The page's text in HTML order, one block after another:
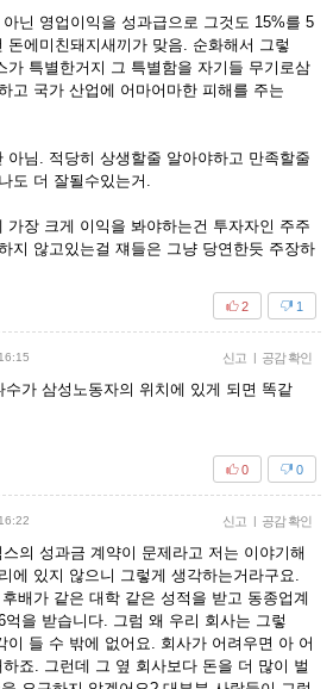
아닌 영업이익을 성과급으로 그것도 15%를 5
돈에미친돼지새끼가 맞음. 순화해서 그렇
가 특별한거지 그 특별함을 자기들 무기로삼
고 국가 산업에 어마어마한 피해를 주는
아님. 적당히 상생할줄 알아야하고 만족할줄
도 더 잘될수있는거.
가장 크게 이익을 봐야하는건 투자자인 주주
지 않고있는걸 쟤들은 그냥 당연한듯 주장하
1
2
신고 | 공감 확인
수가 삼성노동자의 위치에 있게 되면 똑같
0
0
신고 | 공감 확인
의 성과금 계약이 문제라고 저는 이야기해
에 있지 않으니 그렇게 생각하는거라구요.
배가 같은 대학 같은 성적을 받고 동종업계
을 받습니다. 그럼 왜 우리 회사는 그렇
이 들 수 밖에 없어요. 회사가 어려우면 아 어
죠. 그런데 그 옆 회사보다 돈을 더 많이 벌